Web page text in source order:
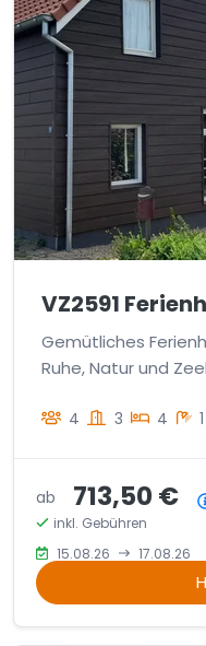
VZ2591
Gemütliches
Ruhe, Natur und
4 3 4 1
ab 713,50 €
inkl. Gebühren
15.08.26
17.08.26